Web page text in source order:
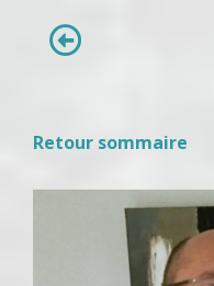
Retour sommaire